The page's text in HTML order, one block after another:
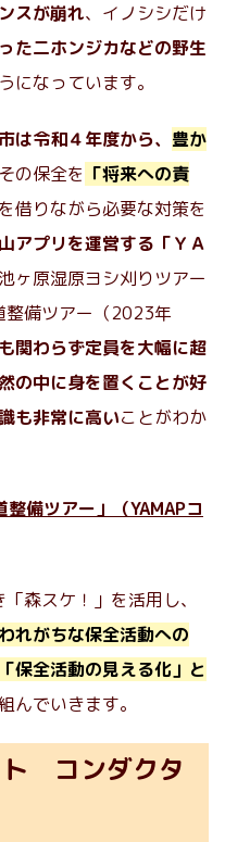
スが崩れ、イノシシだけ
た二ホンジカなどの野生
になっています。
は令和４年度から、 豊か
の保全を 「将来への責
借りながら必要な対策を
アプリを運営する「ＹＡ
ヶ原湿原ヨシ刈りツアー
整備ツアー（2023年
関わらず定員を大幅に超
の中に身を置くことが好
も非常に高いことがわか
備ツアー」（YAMAPコ
森スケ！」を活用し、
れがちな保全活動への
「保全活動の見える化」と
んでいきます。
ト コンダクタ